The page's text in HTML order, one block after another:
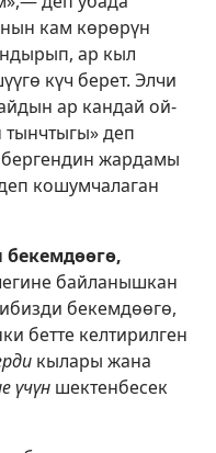
кам көрөрүн
ар кыл
күч берет. Элчи
ар кандай ой-
тынчтыгы» деп
бергендин жардамы
кошумчалаган
байланышкан
бекемдөөгө,
бетте келтирилген
кылары жана
үчүн шектенбесек